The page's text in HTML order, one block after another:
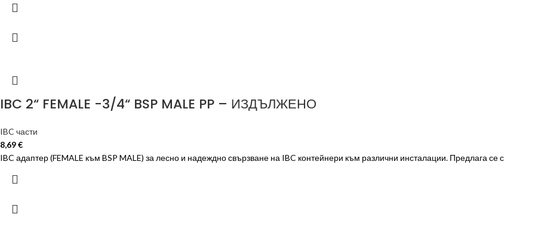
IBC 2“ FEMALE -3/4“ BSP MALE PP – ИЗДЪЛЖЕНО
IBC части
8,69€
IBC адаптер (FEMALE към BSP MALE) за лесно и надеждно свързване на IBC контейнери към различни инсталации. Предлага се с